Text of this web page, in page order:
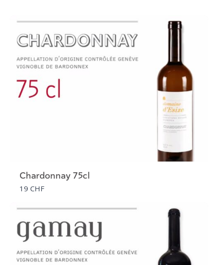
Chardonnay 75cl
19 CHF